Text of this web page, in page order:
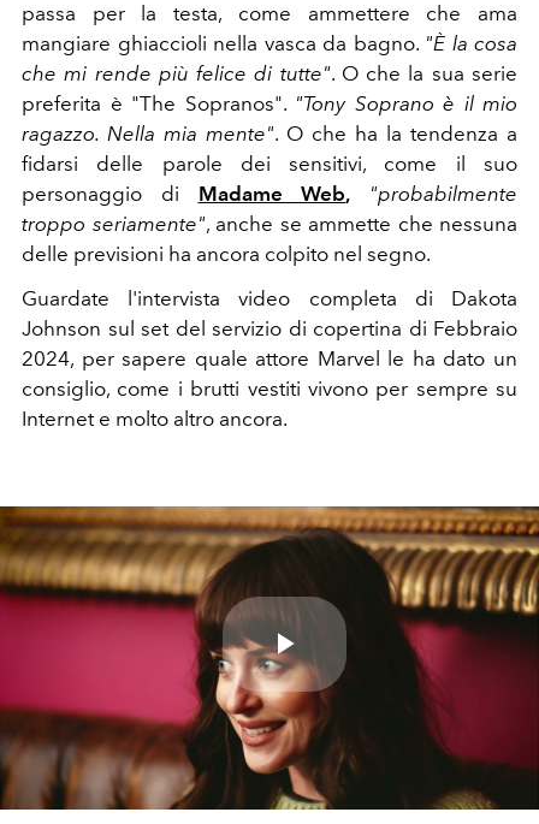
passa per la testa, come ammettere che ama
mangiare ghiaccioli nella vasca da bagno. "È la cosa
che mi rende più felice di tutte". O che la sua serie
preferita è "The Sopranos". "Tony Soprano è il mio
ragazzo. Nella mia mente". O che ha la tendenza a
fidarsi delle parole dei sensitivi, come il suo
personaggio di Madame Web,
"probabilmente
troppo seriamente", anche se ammette che nessuna
delle previsioni ha ancora colpito nel segno.
Guardate l'intervista video completa di Dakota
Johnson sul set del servizio di copertina di Febbraio
2024, per sapere quale attore Marvel le ha dato un
consiglio, come i brutti vestiti vivono per sempre su
Internet e molto altro ancora.
Play
Video